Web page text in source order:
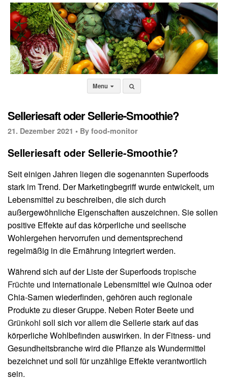
Menu
Selleriesaft oder Sellerie-Smoothie?
21. Dezember 2021 • By food-monitor
Selleriesaft oder Sellerie-Smoothie?
Seit einigen Jahren liegen die sogenannten Superfoods
stark im Trend. Der Marketingbegriff wurde entwickelt, um
Lebensmittel zu beschreiben, die sich durch
außergewöhnliche Eigenschaften auszeichnen. Sie sollen
positive Effekte auf das körperliche und seelische
Wohlergehen hervorrufen und dementsprechend
regelmäßig in die Ernährung integriert werden.
Während sich auf der Liste der Superfoodstropische
Früchte und internationale Lebensmittel wie Quinoa oder
Chia-Samen wiederfinden, gehören auch regionale
Produkte zu dieser Gruppe. Neben Roter Beete und
Grünkohl soll sich vor allem die Sellerie stark auf das
körperliche Wohlbefinden auswirken. In der Fitness- und
Gesundheitsbranche wird die Pflanze als Wundermittel
bezeichnet und soll für unzählige Effekte verantwortlich
sein.